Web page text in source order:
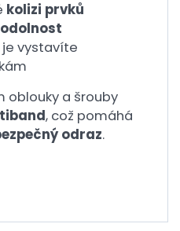
kolizi prvků
odolnost
je vystavíte
oblouky a šrouby
, což pomáhá
odraz.